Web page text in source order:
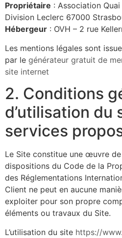
Propriétaire : Association
Division Leclerc 67000
Hébergeur : OVH – 2 rue
Les mentions légales sont
par le générateur gratuit de
site internet
2. Conditions
d’utilisation du
services
Le Site constitue une œuvre
dispositions du Code de la
des Réglementations
Client ne peut en aucune
exploiter pour son propre
éléments ou travaux du Site.
L’utilisation du site https://